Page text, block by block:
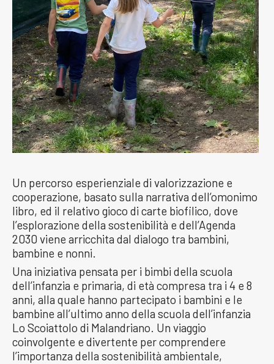
Un percorso esperienziale di valorizzazione e
cooperazione, basato sulla narrativa dell’omonimo
libro, ed il relativo gioco di carte biofilico, dove
l’esplorazione della sostenibilità e dell’Agenda
2030 viene arricchita dal dialogo tra bambini,
bambine e nonni.
Una iniziativa pensata per i bimbi della scuola
dell’infanzia e primaria, di età compresa tra i 4 e 8
anni, alla quale hanno partecipato i bambini e le
bambine all’ultimo anno della scuola dell’infanzia
Lo Scoiattolo di Malandriano. Un viaggio
coinvolgente e divertente per comprendere
l’importanza della sostenibilità ambientale,